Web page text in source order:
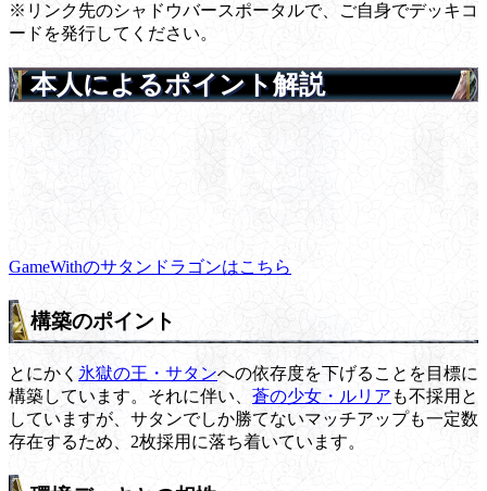
※リンク先のシャドウバースポータルで、ご自身でデッキコ
ードを発行してください。
本人によるポイント解説
GameWithのサタンドラゴンはこちら
構築のポイント
とにかく 氷獄の王・サタンへの依存度を下げることを目標に
構築しています。それに伴い、 蒼の少女・ルリア も不採用と
していますが、サタンでしか勝てないマッチアップも一定数
存在するため、2枚採用に落ち着いています。